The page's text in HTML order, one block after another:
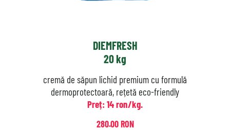
DIEMFRESH
20 kg
cremă de săpun lichid premium cu formulă
dermoprotectoară, rețetă eco-friendly
Preț: 14 ron/kg.
280.00 RON